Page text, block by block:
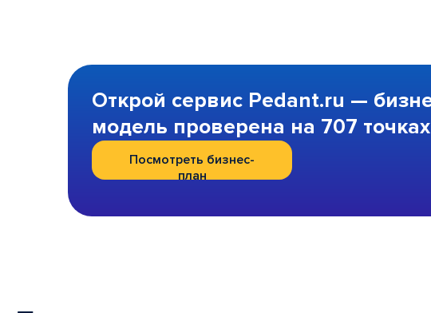
Открой сервис Pedant.ru —
модель проверена на 707
Посмотреть бизнес-
план